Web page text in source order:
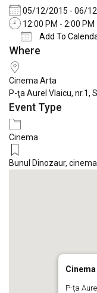
05/12/2015 - 06/
12:00 PM - 2:00 PM
Add To
Download ICS
Where
Cinema Arta
P-ţa Aurel Vlaicu, nr.1,
Event Type
Cinema
Bunul Dinozaur, cinema
P-ţa